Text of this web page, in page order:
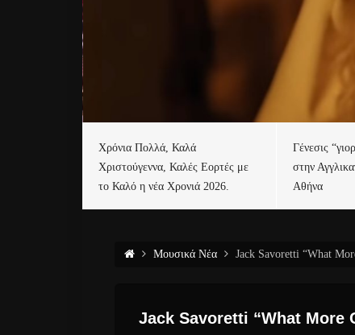
Χρόνια Πολλά, Καλά
Χριστούγεννα, Καλές Εορτές με
το Καλό η νέα Χρονιά 2026.
Γένεσις
στην
Αθήνα
Μουσικά Νέα Jack Savoretti “What
Jack Savoretti “What More